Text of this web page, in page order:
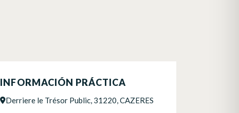
INFORMACIÓN PRÁCTICA
Derriere le Trésor Public, 31220, CAZERES